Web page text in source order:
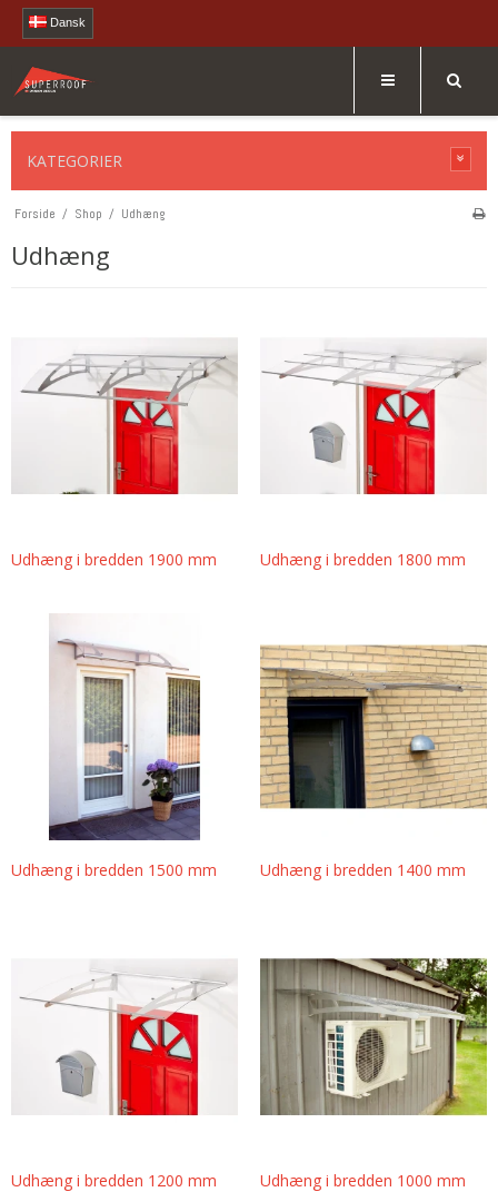
Dansk
KATEGORIER
Forside / Shop / Udhæng
Udhæng
Udhæng i bredden 1900 mm Udhæng i bredden 1800 mm
Udhæng i bredden 1500 mm Udhæng i bredden 1400 mm
Udhæng i bredden 1200 mm Udhæng i bredden 1000 mm